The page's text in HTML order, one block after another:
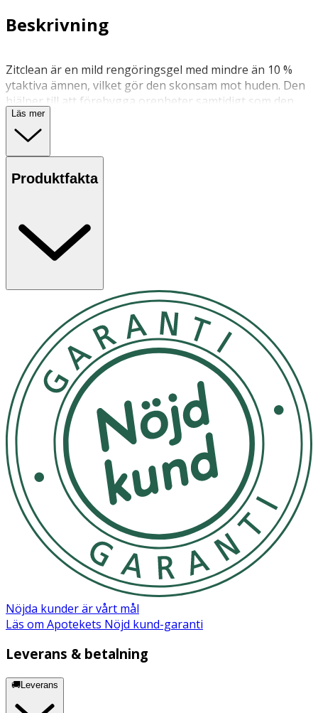
Beskrivning
Zitclean är en mild rengöringsgel med mindre än 10 %
ytaktiva ämnen, vilket gör den skonsam mot huden. Den
hjälper till att förebygga orenheter samtidigt som den
vårdar huden. Formulan innehåller två ledande
ingredienser som arbetar för att exfoliera huden och
Nichosome®, ett unikt system för att frisätta aktiva
ingredienser, vilket ökar produktens effektivitet utan att
huden för nästa steg i din rutin.
Applicera en liten mängd produkt på fuktig hud. Massera
rikligt med vatten och avsluta med kallt vatten för att
stänga porerna. Klappa huden torr med en handduk.
Förvara vid rumstemperatur
OK för gravida och ammande:
Ingredienser:
Aqua (Water), Propanediol, Glycerin, Peg-6
Caprylic/Capric Glycerides, Potassium Azeloyl Diglycinate,
Sphingomonas Ferment Extract, Salicylic Acid, Morinda
Citrifolia Callus Culture Lysate, Vitis Vinifera (Grape) Fruit
Extract, Zingiber Officinale (Ginger) Root Extract,
Boswellia Serrata Resin Extract, Ceramide Np, Sodium
Cocoyl Glutamate, Decyl Glucoside, Sodium Cocoyl Rice
Amino Acid, Xanthan Gum, Carbomer, Hydrogenated
Phosphatidylcholine, Phosphatidylcholine, Mannitol,
Cholesterol, Citric Acid, Sodium Chloride, Sodium
Benzoate, Potassium Sorbate
Läs mer
Produktfakta
Nöjda kunder är vårt mål
Läs om Apotekets Nöjd kund-garanti
Leverans & betalning
🚚Leverans